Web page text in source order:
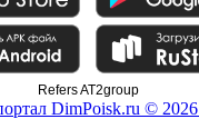
Refers AT2group
DimPoisk.ru © 2026